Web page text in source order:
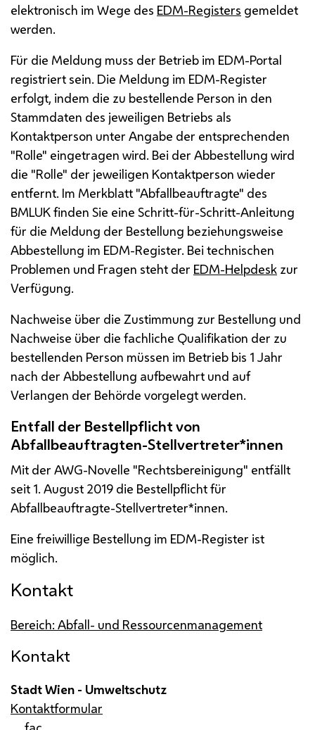
elektronisch im Wege des EDM-Registers gemeldet
werden.
Für die Meldung muss der Betrieb im EDM-Portal
registriert sein. Die Meldung im EDM-Register
erfolgt, indem die zu bestellende Person in den
Stammdaten des jeweiligen Betriebs als
Kontaktperson unter Angabe der entsprechenden
"Rolle" eingetragen wird. Bei der Abbestellung wird
die "Rolle" der jeweiligen Kontaktperson wieder
entfernt. Im Merkblatt "Abfallbeauftragte" des
BMLUKfinden Sie eine Schritt-für-Schritt-Anleitung
für die Meldung der Bestellung beziehungsweise
Abbestellung im EDM-Register. Bei technischen
Problemen und Fragen steht der EDM-Helpdesk zur
Verfügung.
Nachweise über die Zustimmung zur Bestellung und
Nachweise über die fachliche Qualifikation der zu
bestellenden Person müssen im Betrieb bis 1 Jahr
nach der Abbestellung aufbewahrt und auf
Verlangen der Behörde vorgelegt werden.
Entfall der Bestellpflicht von
Abfallbeauftragten-Stellvertreter*innen
Mit der AWG-Novelle "Rechtsbereinigung" entfällt
seit 1. August 2019 die Bestellpflicht für
Abfallbeauftragte-Stellvertreter*innen.
Eine freiwillige Bestellung im EDM-Register ist
möglich.
Kontakt
Bereich: Abfall- und Ressourcenmanagement
Kontakt
Stadt Wien - Umweltschutz
Kontaktformular